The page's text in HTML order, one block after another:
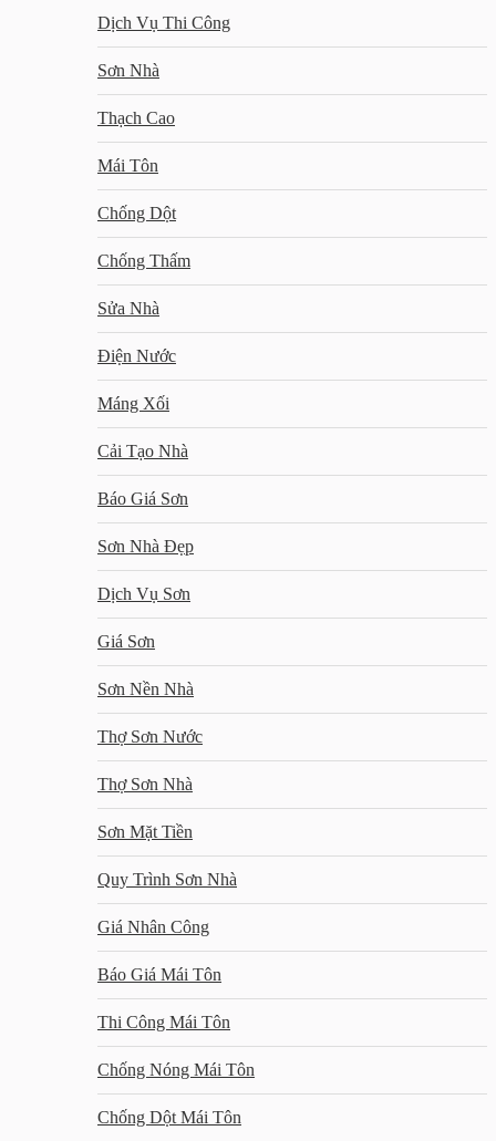
Dịch Vụ Thi Công
Sơn Nhà
Thạch Cao
Mái Tôn
Chống Dột
Chống Thấm
Sửa Nhà
Điện Nước
Máng Xối
Cải Tạo Nhà
Báo Giá Sơn
Sơn Nhà Đẹp
Dịch Vụ Sơn
Giá Sơn
Sơn Nền Nhà
Thợ Sơn Nước
Thợ Sơn Nhà
Sơn Mặt Tiền
Quy Trình Sơn Nhà
Giá Nhân Công
Báo Giá Mái Tôn
Thi Công Mái Tôn
Chống Nóng Mái Tôn
Chống Dột Mái Tôn